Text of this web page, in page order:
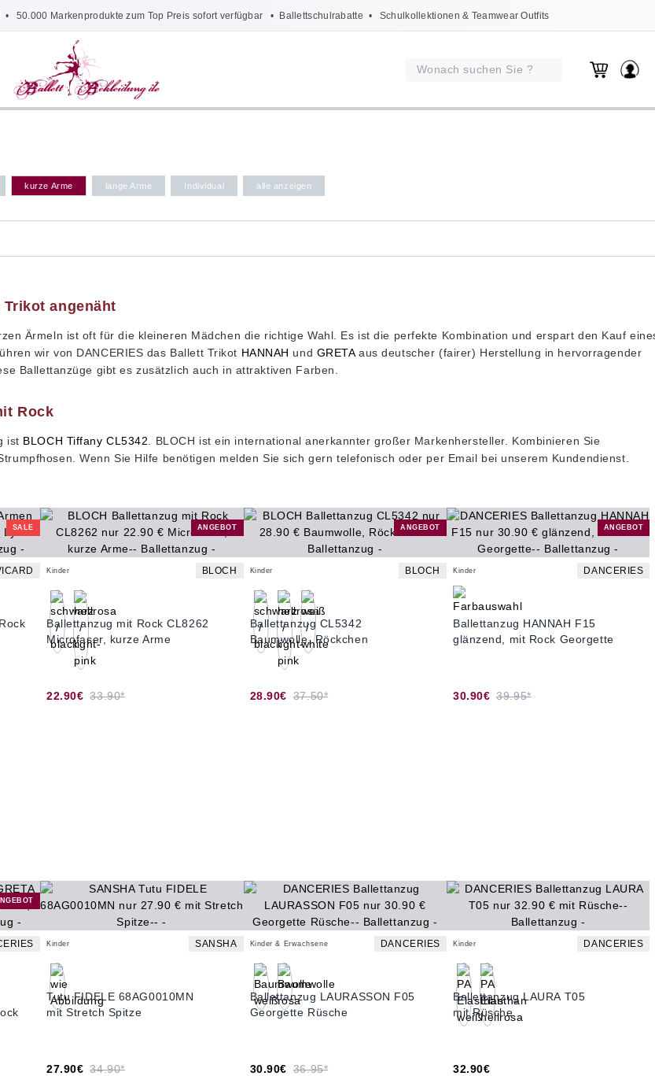
• 50.000 Markenprodukte zum Top Preis sofort verfügbar • Ballettschulrabatte • Schulkollektionen & Teamwear Outfits
kurze Arme lange Arme Individual alle anzeigen
angenäht
Ärmeln ist oft für die kleineren Mädchen die richtige Wahl. Es ist die perfekte Kombination und erspart den Kauf
wir von DANCERIES das Ballett Trikot HANNAH und GRETAaus deutscher (fairer) Herstellung in hervorragender
Ballettanzüge gibt es zusätzlich auch in attraktiven Farben.
Rock
ist BLOCH Tiffany CL5342 . BLOCH ist ein international anerkannter großer Markenhersteller. Kombinieren Sie
Wenn Sie Hilfe benötigen melden Sie sich gern telefonisch oder per Email bei unserem Kundendienst.
SALE ANGEBOT
Kinder BLOCH
Ballettanzug mit Rock CL8262
Microfaser, kurze Arme
22.90€ 33.90*
ANGEBOT
Kinder BLOCH
Ballettanzug CL5342
Baumwolle, Röckchen
28.90€ 37.50*
ANGEBOT
Kinder DANCERIES
Ballettanzug HANNAH F15
glänzend, mit Rock Georgette
30.90€ 39.95*
Kinder SANSHA
Tutu FIDELE 68AG0010MN
mit Stretch Spitze
27.90€ 34.90*
Kinder & Erwachsene DANCERIES
Ballettanzug LAURASSON F05
Georgette Rüsche
30.90€ 36.95*
Kinder DANCERIES
Ballettanzug LAURA T05
mit Rüsche
32.90€